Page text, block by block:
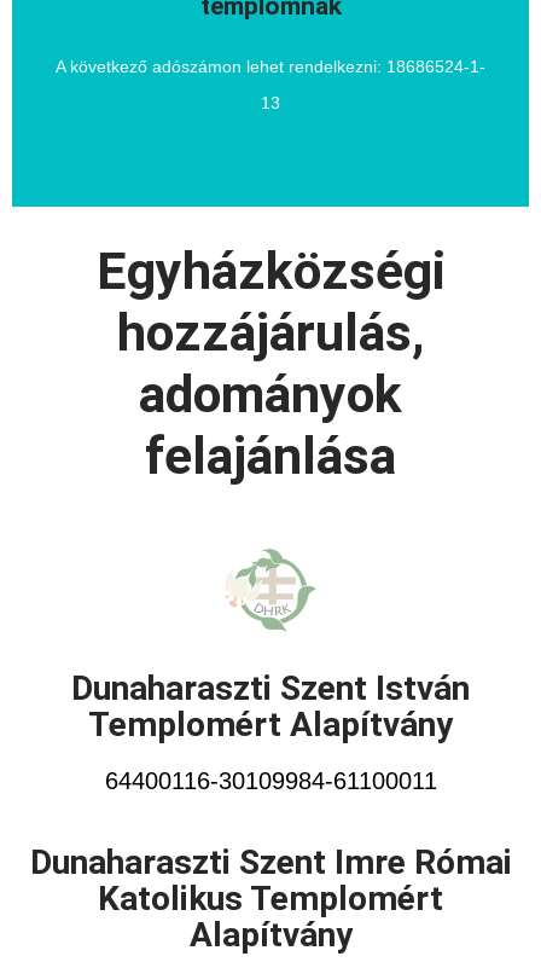
templomnak
A következő adószámon lehet rendelkezni: 18686524-1-
13
1% alapítványok számára
Egyházközségi
hozzájárulás,
adományok
felajánlása
Dunaharaszti Szent István
Templomért Alapítvány
64400116-30109984-61100011
Dunaharaszti Szent Imre Római
Katolikus Templomért
Alapítvány